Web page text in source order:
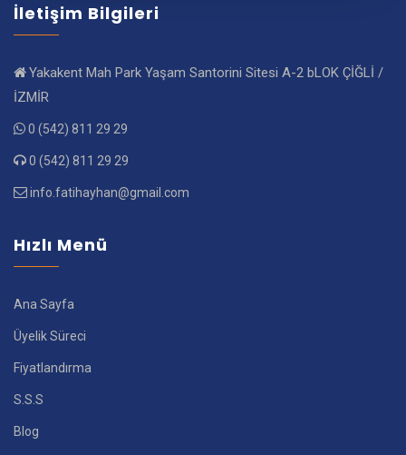
İletişim Bilgileri
Yakakent Mah Park Yaşam Santorini Sitesi A-2 bLOK ÇİĞLİ /
İZMİR
0 (542) 811 29 29
0 (542) 811 29 29
info.fatihayhan@gmail.com
Hızlı Menü
Ana Sayfa
Üyelik Süreci
Fiyatlandırma
S.S.S
Blog